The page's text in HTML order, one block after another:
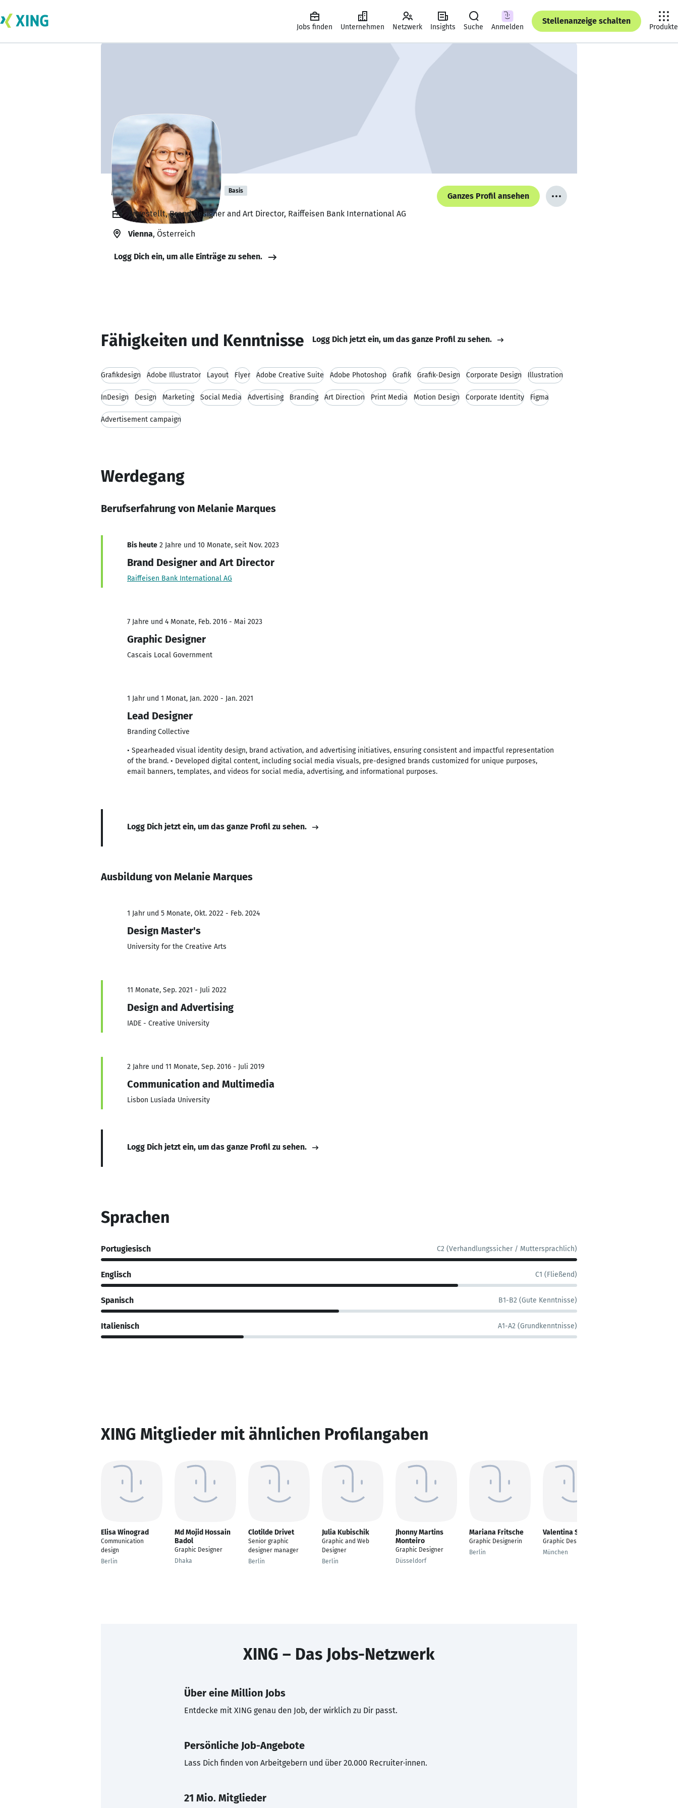
Jobs finden Unternehmen Netzwerk Insights Suche Anmelden
Stellenanzeige schalten
Produkte
Melanie Marques Basis
Ganzes Profil ansehen
Angestellt, Brand Designer and Art Director, Raiffeisen Bank International AG
Vienna, Österreich
Logg Dich ein, um alle Einträge zu sehen.
Fähigkeiten und Kenntnisse Logg Dich jetzt ein, um das ganze Profil zu sehen.
Grafikdesign Adobe Illustrator Layout Flyer Adobe Creative Suite Adobe Photoshop Grafik Grafik-Design Corporate Design Illustration
InDesign Design Marketing Social Media Advertising Branding Art Direction Print Media Motion Design Corporate Identity Figma
Advertisement campaign
Werdegang
Berufserfahrung von Melanie Marques
Bis heute 2 Jahre und 10 Monate, seit Nov. 2023
Brand Designer and Art Director
Raiffeisen Bank International AG
7 Jahre und 4 Monate, Feb. 2016 - Mai 2023
Graphic Designer
Cascais Local Government
1 Jahr und 1 Monat, Jan. 2020 - Jan. 2021
Lead Designer
Branding Collective
• Spearheaded visual identity design, brand activation, and advertising initiatives, ensuring consistent and impactful representation
of the brand. • Developed digital content, including social media visuals, pre-designed brands customized for unique purposes,
email banners, templates, and videos for social media, advertising, and informational purposes.
Logg Dich jetzt ein, um das ganze Profil zu sehen.
Ausbildung von Melanie Marques
1 Jahr und 5 Monate, Okt. 2022 - Feb. 2024
Design Master's
University for the Creative Arts
11 Monate, Sep. 2021 - Juli 2022
Design and Advertising
IADE - Creative University
2 Jahre und 11 Monate, Sep. 2016 - Juli 2019
Communication and Multimedia
Lisbon Lusíada University
Logg Dich jetzt ein, um das ganze Profil zu sehen.
Sprachen
Portugiesisch C2 (Verhandlungssicher / Muttersprachlich)
Englisch C1 (Fließend)
Spanisch B1-B2 (Gute Kenntnisse)
Italienisch A1-A2 (Grundkenntnisse)
XING Mitglieder mit ähnlichen Profilangaben
Elisa Winograd
Communication
design
Berlin
Md Mojid Hossain
Badol
Graphic Designer
Dhaka
Clotilde Drivet
Senior graphic
designer manager
Berlin
Julia Kubischik
Graphic and Web
Designer
Berlin
Jhonny Martins
Monteiro
Graphic Designer
Düsseldorf
Mariana Fritsche
Graphic Designerin
Berlin
Valentina Schedler
Graphic Designer
München
XING – Das Jobs-Netzwerk
Über eine Million Jobs
Entdecke mit XING genau den Job, der wirklich zu Dir passt.
Persönliche Job-Angebote
Lass Dich finden von Arbeitgebern und über 20.000 Recruiter·innen.
21 Mio. Mitglieder